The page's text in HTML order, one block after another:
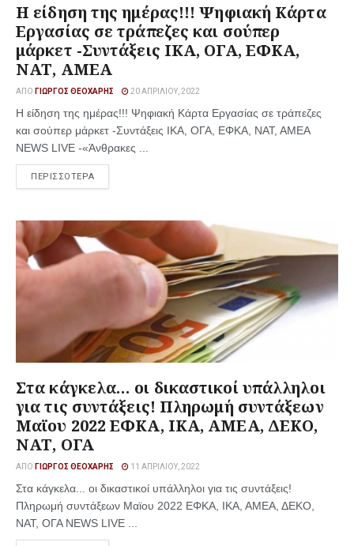
Η είδηση της ημέρας!!! Ψηφιακή Κάρτα
Εργασίας σε τράπεζες και σούπερ
μάρκετ -Συντάξεις ΙΚΑ, ΟΓΑ, ΕΦΚΑ,
ΝΑΤ, ΑΜΕΑ
ΑΠΌ ΓΙΏΡΓΟΣ ΘΕΟΧΆΡΗΣ 20 ΑΠΡΙΛΊΟΥ, 2022
Η είδηση της ημέρας!!! Ψηφιακή Κάρτα Εργασίας σε τράπεζες
και σούπερ μάρκετ -Συντάξεις ΙΚΑ, ΟΓΑ, ΕΦΚΑ, ΝΑΤ, ΑΜΕΑ
NEWS LIVE -«Άνθρακες ...
ΠΕΡΙΣΣΟΤΕΡΑ
Στα κάγκελα… οι δικαστικοί υπάλληλοι
για τις συντάξεις! Πληρωμή συντάξεων
Μαϊου 2022 ΕΦΚΑ, ΙΚΑ, ΑΜΕΑ, ΔΕΚΟ,
ΝΑΤ, ΟΓΑ
ΑΠΌ ΓΙΏΡΓΟΣ ΘΕΟΧΆΡΗΣ 11 ΑΠΡΙΛΊΟΥ, 2022
Στα κάγκελα... οι δικαστικοί υπάλληλοι για τις συντάξεις!
Πληρωμή συντάξεων Μαϊου 2022 ΕΦΚΑ, ΙΚΑ, ΑΜΕΑ, ΔΕΚΟ,
ΝΑΤ, ΟΓΑ NEWS LIVE ...